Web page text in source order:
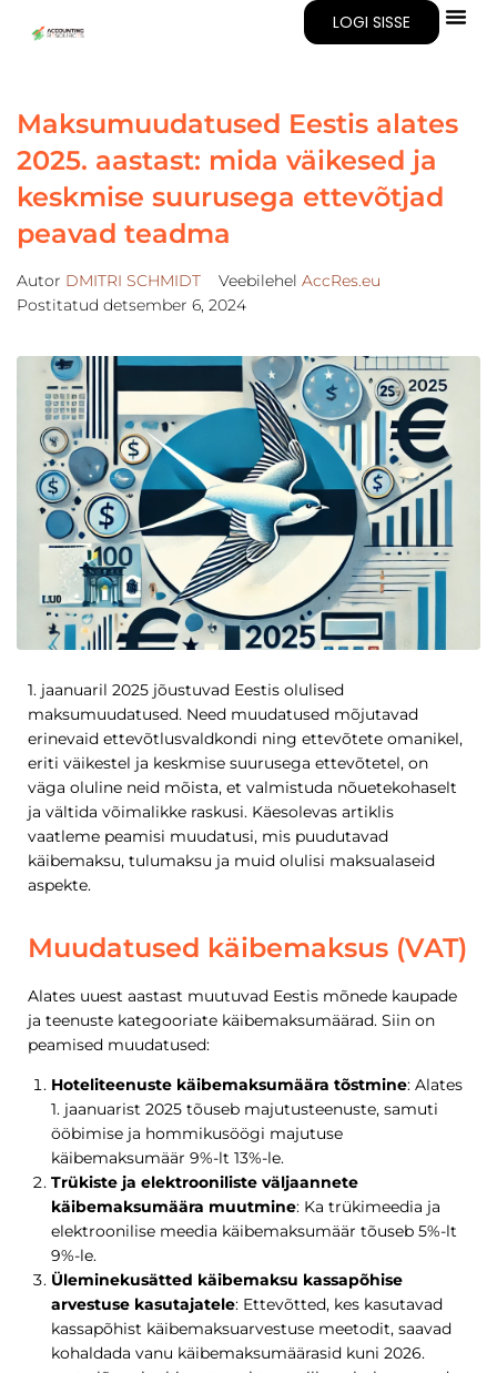
LOGI SISSE
Maksumuudatused Eestis alates
2025. aastast: mida väikesed ja
keskmise suurusega ettevõtjad
peavad teadma
Autor DMITRI SCHMIDT Veebilehel AccRes.eu
Postitatud detsember 6, 2024
1. jaanuaril 2025 jõustuvad Eestis olulised
maksumuudatused. Need muudatused mõjutavad
erinevaid ettevõtlusvaldkondi ning ettevõtete omanikel,
eriti väikestel ja keskmise suurusega ettevõtetel, on
väga oluline neid mõista, et valmistuda nõuetekohaselt
ja vältida võimalikke raskusi. Käesolevas artiklis
vaatleme peamisi muudatusi, mis puudutavad
käibemaksu, tulumaksu ja muid olulisi maksualaseid
aspekte.
Muudatused käibemaksus (VAT)
Alates uuest aastast muutuvad Eestis mõnede kaupade
ja teenuste kategooriate käibemaksumäärad. Siin on
peamised muudatused:
Hoteliteenuste käibemaksumäära tõstmine: Alates
1. jaanuarist 2025 tõuseb majutusteenuste, samuti
ööbimise ja hommikusöögi majutuse
käibemaksumäär 9%-lt 13%-le.
Trükiste ja elektrooniliste väljaannete
käibemaksumäära muutmine: Ka trükimeedia ja
elektroonilise meedia käibemaksumäär tõuseb 5%-lt
9%-le.
Üleminekusätted käibemaksu kassapõhise
arvestuse kasutajatele: Ettevõtted, kes kasutavad
kassapõhist käibemaksuarvestuse meetodit, saavad
kohaldada vanu käibemaksumäärasid kuni 2026.